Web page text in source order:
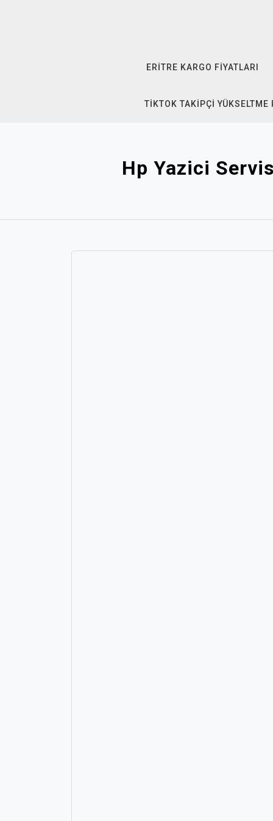
ERITRE KARGO FIYATLARI
TIKTOK TAKIPÇI YÜKSELTME
Hp Yazici